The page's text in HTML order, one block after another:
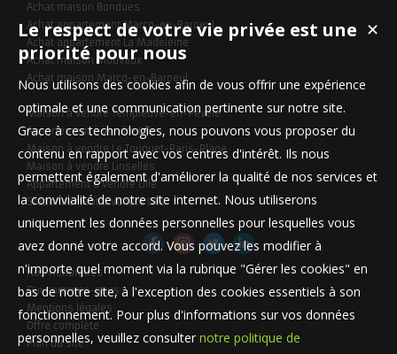
Achat maison Bondues
Achat appartement Marcq-en-Baroeul
Achat appartement La Madeleine
Achat maison Mouvaux
Achat maison Marcq-en-Baroeul
Maison à vendre Templeuve-en-Pévèle
Appartement à vendre Lille
Maison à vendre Le Touquet-Paris-Plage
Maison à vendre Linselles
Appartement à vendre Lille
Stationnement à vendre Lille
Nos Honoraires
Qui sommes-nous
Mentions légales
Offre complète
Plan du site
✕
Le respect de votre vie privée est une
priorité pour nous
Nous utilisons des cookies afin de vous offrir une expérience
optimale et une communication pertinente sur notre site.
Grace à ces technologies, nous pouvons vous proposer du
contenu en rapport avec vos centres d'intérêt. Ils nous
permettent également d'améliorer la qualité de nos services et
la convivialité de notre site internet. Nous utiliserons
uniquement les données personnelles pour lesquelles vous
avez donné votre accord. Vous pouvez les modifier à
n'importe quel moment via la rubrique "Gérer les cookies" en
bas de notre site, à l'exception des cookies essentiels à son
fonctionnement. Pour plus d'informations sur vos données
personnelles, veuillez consulter notre politique de